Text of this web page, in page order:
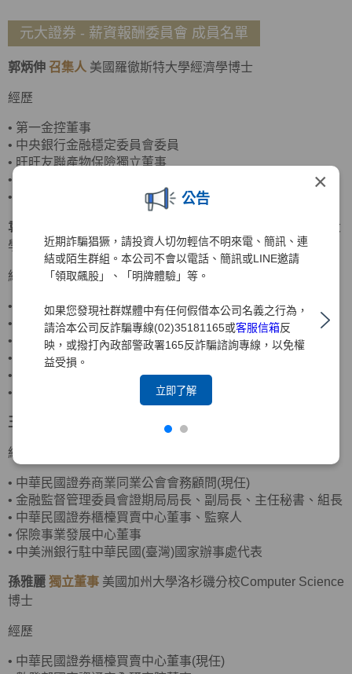
×
公告
近期詐騙猖獗，請投資人切勿輕信不明來電、簡訊、連
結或陌生群組。本公司不會以電話、簡訊或LINE邀請
「領取飆股」、「明牌體驗」等。
如果您發現社群媒體中有任何假借本公司名義之行為，
請洽本公司反詐騙專線(02)35181165或客服信箱反
映，或撥打內政部警政署165反詐騙諮詢專線，以免權
益受損。
立即了解
元大證券 - 薪資報酬委員會 成員名單
郭炳伸 召集人 美國羅徹斯特大學經濟學博士
經歷
• 第一金控董事
• 中央銀行金融穩定委員會委員
• 旺旺友聯產物保險獨立董事
•
•
袁惠兒
美國密蘇里大學會計碩士、美國南伊利諾大
學企管碩士
經歷
•
客思達-KY獨立董事
•
財團法人聖嚴教育基金會監察人
•
財團法人法鼓山佛教基金會監察人
•
資誠聯合會計師事務所合夥會計師
•
普華國際財務顧問(股)公司董事長
•
中華民國北市會計師公會理事
王詠心 政治大學企業管理碩士
經歷
• 中華民國證券商業同業公會會務顧問(現任)
• 金融監督管理委員會證期局局長、副局長、主任秘書、組長
• 中華民國證券櫃檯買賣中心董事、監察人
• 保險事業發展中心董事
• 中美洲銀行駐中華民國(臺灣)國家辦事處代表
孫雅麗 獨立董事 美國加州大學洛杉磯分校Computer Science
博士
經歷
• 中華民國證券櫃檯買賣中心董事(現任)